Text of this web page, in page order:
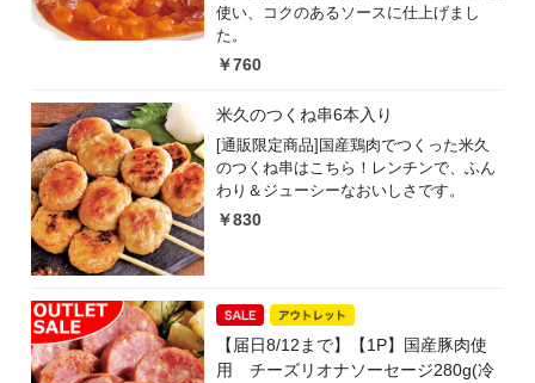
使い、コクのあるソースに仕上げまし
た。
￥760
米久のつくね串6本入り
[通販限定商品]国産鶏肉でつくった米久
のつくね串はこちら！レンチンで、ふん
わり＆ジューシーなおいしさです。
￥830
【届日8/12まで】【1P】国産豚肉使
用 チーズリオナソーセージ280g(冷